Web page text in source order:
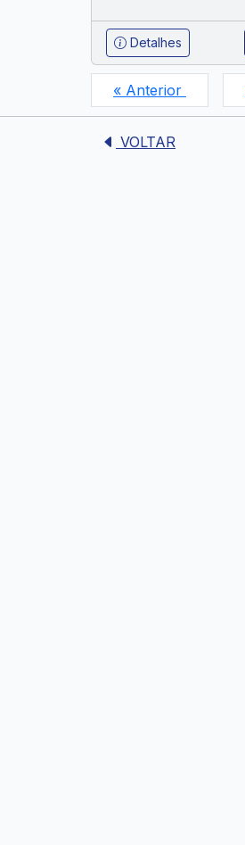
Detalhes
« Anterior
VOLTAR